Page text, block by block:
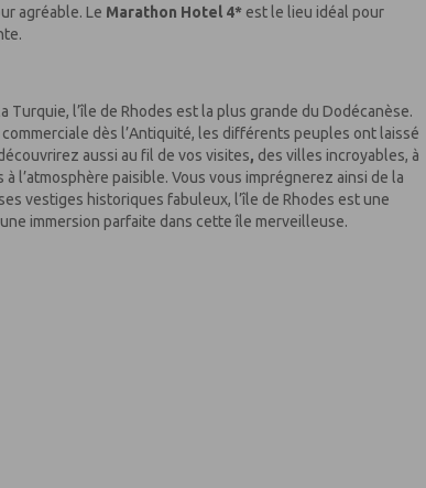
agréable. Le Marathon Hotel 4* est le lieu idéal pour
Turquie, l’île de Rhodes est la plus grande du Dodécanèse.
dès l’Antiquité, les différents peuples ont laissé
aussi au fil de vos visites, des villes incroyables, à
l’atmosphère paisible. Vous vous imprégnerez ainsi de la
vestiges historiques fabuleux, l’île de Rhodes est une
immersion parfaite dans cette île merveilleuse.